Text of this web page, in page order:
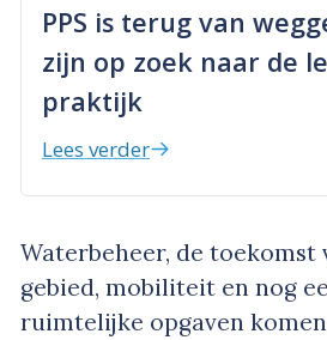
PPS is terug van
zijn op zoek naar de
praktijk
Lees verder
Waterbeheer, de toekomst
gebied, mobiliteit en nog
ruimtelijke opgaven